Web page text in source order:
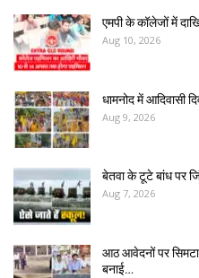
एमपी के कॉलेजों में
Aug 10, 2026
धामनोद में आदिवासी
Aug 9, 2026
बेतवा के टूटे बांध पर
Aug 7, 2026
आठ आवेदनों पर
बनाई…